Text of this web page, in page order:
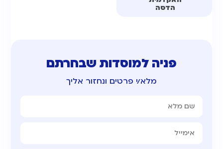
הדסה
פניה למוסדות שבחרתם
מלא/י פרטים ונחזור אליך